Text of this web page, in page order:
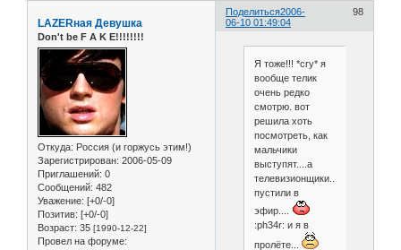
Поделиться 98
2006-
06-10 01:49:04
LAZERная Девушка
Don't be F A K E!!!!!!!!
Откуда: Россия (и горжусь этим!)
Зарегистрирован: 2006-05-09
Приглашений: 0
Сообщений: 482
Уважение: [+0/-0]
Позитив: [+0/-0]
Возраст: 35 [1990-12-22]
Провел на форуме:
Я тоже!!! *cry* я
вообще телик
очень редко
смотрю. вот
решила хоть
посмотреть, как
мальчики
выступят....а
телевизионщики...сволочи...не
пустили в
эфир....
:ph34r: и я в
пролёте...